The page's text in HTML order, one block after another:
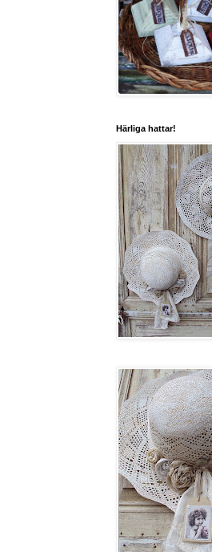
Härliga hattar!